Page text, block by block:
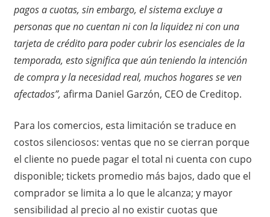
pagos a cuotas, sin embargo, el sistema excluye a
personas que no cuentan ni con la liquidez ni con una
tarjeta de crédito para poder cubrir los esenciales de la
temporada, esto significa que aún teniendo la intención
de compra y la necesidad real, muchos hogares se ven
afectados”, afirma Daniel Garzón, CEO de Creditop.
Para los comercios, esta limitación se traduce en
costos silenciosos: ventas que no se cierran porque
el cliente no puede pagar el total ni cuenta con cupo
disponible; tickets promedio más bajos, dado que el
comprador se limita a lo que le alcanza; y mayor
sensibilidad al precio al no existir cuotas que